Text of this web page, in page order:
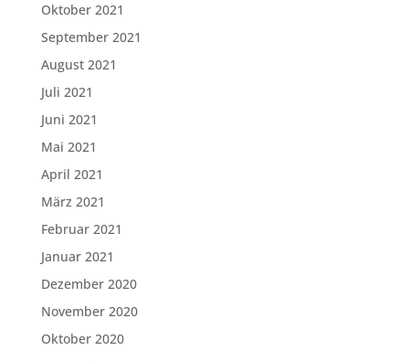
Oktober 2021
September 2021
August 2021
Juli 2021
Juni 2021
Mai 2021
April 2021
März 2021
Februar 2021
Januar 2021
Dezember 2020
November 2020
Oktober 2020